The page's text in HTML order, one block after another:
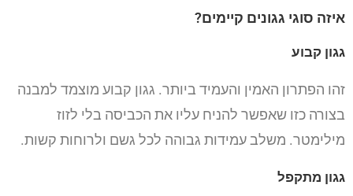
איזה סוגי גגונים קיימים?
גגון קבוע
זהו הפתרון האמין והעמיד ביותר. גגון קבוע מוצמד למבנה
בצורה כזו שאפשר להניח עליו את הכביסה בלי לזוז
מילימטר. משלב עמידות גבוהה לכל גשם ולרוחות קשות.
גגון מתקפל